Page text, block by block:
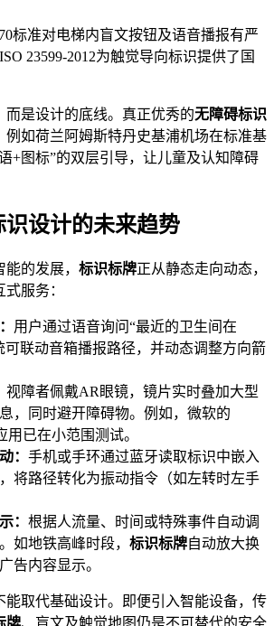
标准对电梯内盲文按钮及语音播报有严
23599-2012为触觉导向标识提供了国
而是设计的底线。真正优秀的无障碍标识
例如荷兰阿姆斯特丹史基浦机场在标准基
+图标”的双层引导，让儿童及认知障碍
设计的未来趋势
的发展， 标识标牌正从静态走向动态，
服务：
用户通过语音询问“最近的卫生间在
可联动音箱播报路径，并动态调整方向箭
视障者佩戴AR眼镜，镜片实时叠加大型
，同时避开障碍物。例如，微软的
用已在小范围测试。
： 手机或手环通过蓝牙读取标识中嵌入
将路径转化为振动指令（如左转时左手
： 根据人流量、时间或特殊事件自动调
如地铁高峰时段， 标识标牌自动放大换
告内容显示。
能取代基础设计。即便引入智能设备，传
牌、盲文及触觉地图仍是不可替代的安全